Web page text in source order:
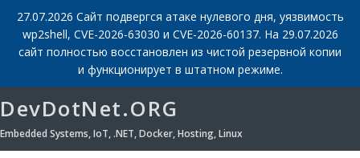
27.07.2026 Сайт подвергся атаке нулевого дня, уязвимость
wp2shell, CVE-2026-63030 и CVE-2026-60137. На 29.07.2026
сайт полностью восстановлен из чистой резервной копии
и функционирует в штатном режиме.
DevDotNet.ORG
Embedded Systems, IoT, .NET, Docker, Hosting, Linux